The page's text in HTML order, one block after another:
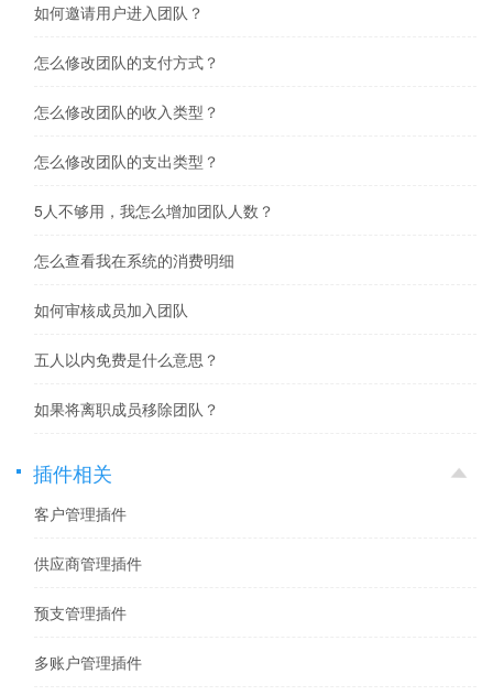
如何邀请用户进入团队？
怎么修改团队的支付方式？
怎么修改团队的收入类型？
怎么修改团队的支出类型？
5人不够用，我怎么增加团队人数？
怎么查看我在系统的消费明细
如何审核成员加入团队
五人以内免费是什么意思？
如果将离职成员移除团队？
插件相关
客户管理插件
供应商管理插件
预支管理插件
多账户管理插件